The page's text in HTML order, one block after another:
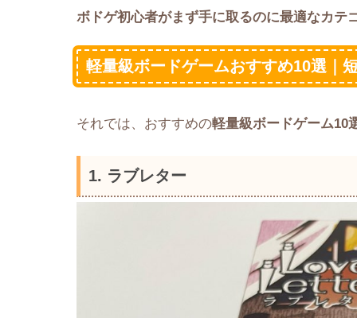
ボドゲ初心者がまず手に取るのに最適なカテ
軽量級ボードゲームおすすめ10選｜
それでは、おすすめの軽量級ボードゲーム10
1. ラブレター